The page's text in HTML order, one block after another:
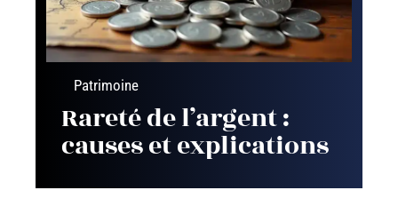
Patrimoine
Rareté de l’argent :
causes et explications